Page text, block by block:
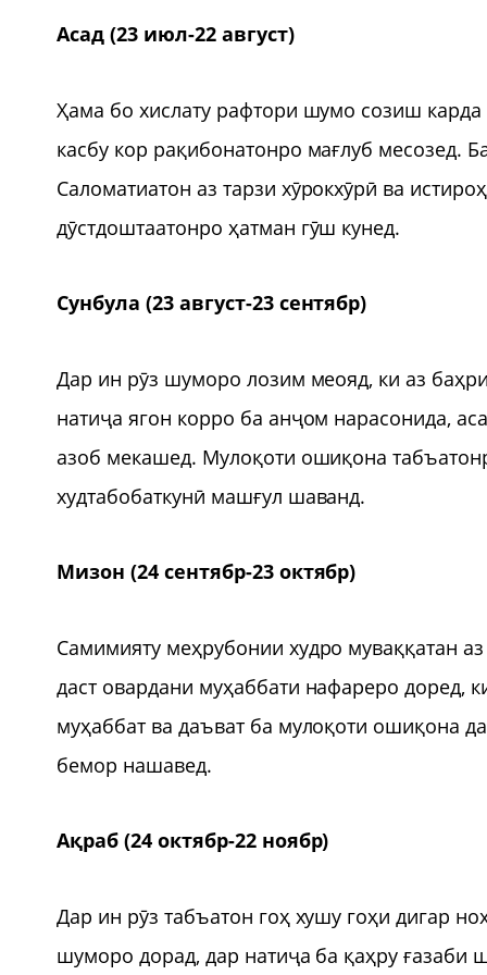
Асад (23 июл-22 август)
Ҳама бо хислату рафтори шумо созиш
касбу кор рақибонатонро мағлуб месозед.
Саломатиатон аз тарзи хӯрокхӯрӣ ва
дӯстдоштаатонро ҳатман гӯш кунед.
Сунбула (23 август-23 сентябр)
Дар ин рӯз шуморо лозим меояд, ки аз
натиҷа ягон корро ба анҷом нарасонида,
азоб мекашед. Мулоқоти ошиқона
худтабобаткунӣ машғул шаванд.
Мизон (24 сентябр-23 октябр)
Самимияту меҳрубонии худро муваққатан
даст овардани муҳаббати нафареро доред,
муҳаббат ва даъват ба мулоқоти ошиқона
бемор нашавед.
Ақраб (24 октябр-22 ноябр)
Дар ин рӯз табъатон гоҳ хушу гоҳи дигар
шуморо дорад, дар натиҷа ба қаҳру